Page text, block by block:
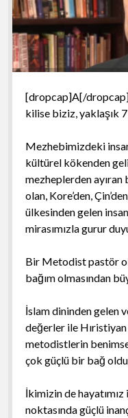
[dropcap]A[/
kilise biziz, yaklaşık
Mezhebimizdeki
kültürel kökenden
mezheplerden
olan, Kore’den,
ülkesinden gelen
mirasımızla gurur
Bir Metodist pastör
bağım olmasından
İslam dininden gelen
değerler ile Hıristiyan
metodistlerin
çok güçlü bir bağ
İkimizin de hayatımız
noktasında güçlü